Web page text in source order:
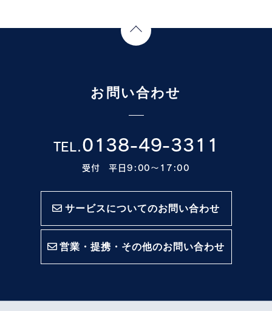
お問い合わせ
TEL.0138-49-3311
受付 平日9:00〜17:00
サービスについてのお問い合わせ
営業・提携・その他のお問い合わせ